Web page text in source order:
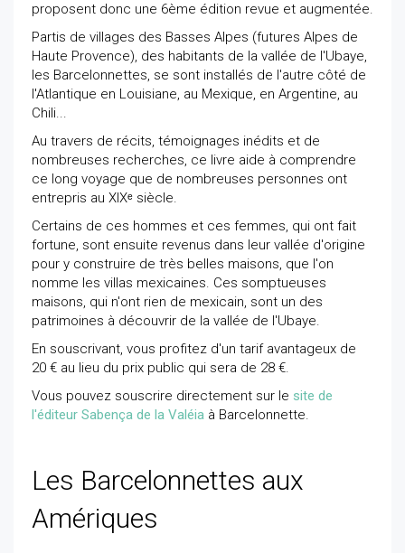
proposent donc une 6ème édition revue et augmentée.
Partis de villages des Basses Alpes (futures Alpes de
Haute Provence), des habitants de la vallée de l'Ubaye,
les Barcelonnettes, se sont installés de l'autre côté de
l'Atlantique en Louisiane, au Mexique, en Argentine, au
Chili...
Au travers de récits, témoignages inédits et de
nombreuses recherches, ce livre aide à comprendre
ce long voyage que de nombreuses personnes ont
entrepris au XIXᵉ siècle.
Certains de ces hommes et ces femmes, qui ont fait
fortune, sont ensuite revenus dans leur vallée d'origine
pour y construire de très belles maisons, que l'on
nomme les villas mexicaines. Ces somptueuses
maisons, qui n'ont rien de mexicain, sont un des
patrimoines à découvrir de la vallée de l'Ubaye.
En souscrivant, vous profitez d'un tarif avantageux de
20 € au lieu du prix public qui sera de 28 €.
Vous pouvez souscrire directement sur le site de
l'éditeur Sabença de la Valéia à Barcelonnette.
Les Barcelonnettes aux
Amériques